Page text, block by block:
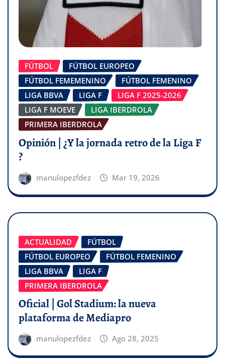
FÚTBOL
FÚTBOL EUROPEO
FÚTBOL FEMEMENINO
FÚTBOL FEMENINO
LIGA BBVA
LIGA F
LIGA F 2025-2026
LIGA F MOEVE
LIGA IBERDROLA
PRIMERA IBERDROLA
Opinión | ¿Y la jornada retro de la Liga F
?
manulopezfdez Mar 19, 2026
ACTUALIDAD
FÚTBOL
FÚTBOL EUROPEO
FÚTBOL FEMENINO
LIGA BBVA
LIGA F
PRIMERA IBERDROLA
Oficial | Gol Stadium: la nueva
plataforma de Mediapro
manulopezfdez Ago 28, 2025